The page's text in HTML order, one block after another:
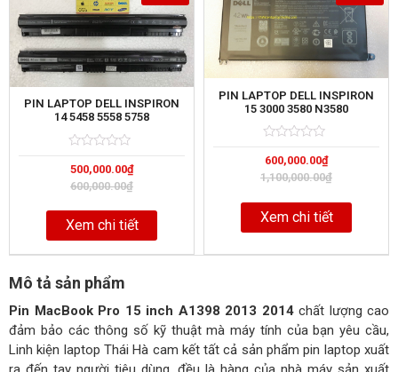
PIN LAPTOP DELL INSPIRON
14 5458 5558 5758
0
out
of
600,000.00₫
500,000.00₫
Xem chi tiết
PIN LAPTOP DELL INSPIRON
15 3000 3580 N3580
0
out
of
1,100,000.00₫
600,000.00₫
Xem chi tiết
Mô tả sản phẩm
Pin MacBook Pro 15 inch A1398 2013 2014chất lượng cao
đảm bảo các thông số kỹ thuật mà máy tính của bạn yêu cầu,
Linh kiện laptop Thái Hà cam kết tất cả sản phẩm pin laptop xuất